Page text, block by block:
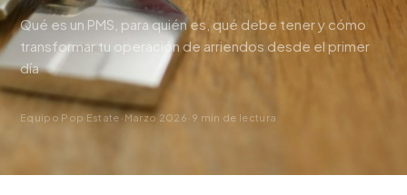
Qué es un PMS, para quién es, qué debe tener y cómo
transformar tu operación de arriendos desde el primer
día
Equipo Pop Estate·Marzo 2026 9 min de lectura